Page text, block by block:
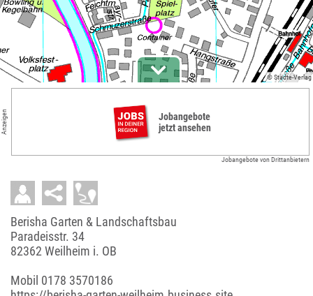
© Städte-Verlag
Anzeigen
Jobangebote
jetzt ansehen
Jobangebote von Drittanbietern
Berisha Garten & Landschaftsbau
Paradeisstr. 34
82362 Weilheim i. OB
Mobil 0178 3570186